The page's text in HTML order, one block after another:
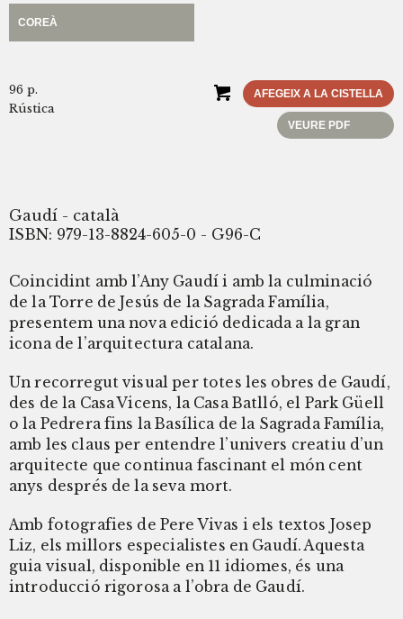
COREÀ
96 p.
Rústica
AFEGEIX A LA CISTELLA
VEURE PDF
Gaudí - català
ISBN: 979-13-8824-605-0 - G96-C
Coincidint amb l’Any Gaudí i amb la culminació
de la Torre de Jesús de la Sagrada Família,
presentem una nova edició dedicada a la gran
icona de l’arquitectura catalana.
Un recorregut visual per totes les obres de Gaudí,
des de la Casa Vicens, la Casa Batlló, el Park Güell
o la Pedrera fins la Basílica de la Sagrada Família,
amb les claus per entendre l’univers creatiu d’un
arquitecte que continua fascinant el món cent
anys després de la seva mort.
Amb fotografies de Pere Vivas i els textos Josep
Liz, els millors especialistes en Gaudí. Aquesta
guia visual, disponible en 11 idiomes, és una
introducció rigorosa a l’obra de Gaudí.